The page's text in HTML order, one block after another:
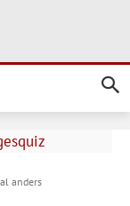
anders